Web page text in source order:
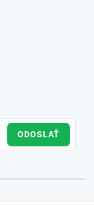
ODOSLAŤ